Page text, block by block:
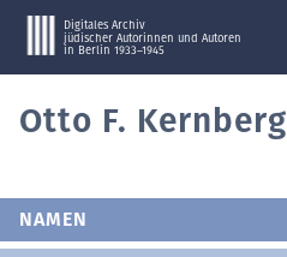
Digitales Archiv
jüdischer Autorinnen und Autoren
in Berlin 1933–1945
Otto F. Kernberg
NAMEN